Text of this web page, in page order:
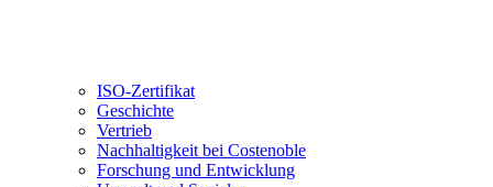
ISO-Zertifikat
Geschichte
Vertrieb
Nachhaltigkeit bei Costenoble
Forschung und Entwicklung